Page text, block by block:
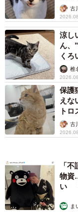
もまだ小さな子猫
「いつかはと思っ
どうしようという
それでもその感情
る喜びが、家族を
古
涼し
ん、
くろ
椎
保護
えな
ト
古
「
物資
い
ま